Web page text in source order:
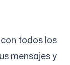
todos los
mensajes y